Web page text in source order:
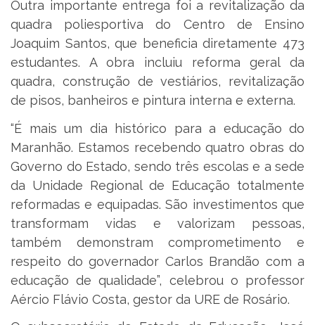
Outra importante entrega foi a revitalização da
quadra poliesportiva do Centro de Ensino
Joaquim Santos, que beneficia diretamente 473
estudantes. A obra incluiu reforma geral da
quadra, construção de vestiários, revitalização
de pisos, banheiros e pintura interna e externa.
“É mais um dia histórico para a educação do
Maranhão. Estamos recebendo quatro obras do
Governo do Estado, sendo três escolas e a sede
da Unidade Regional de Educação totalmente
reformadas e equipadas. São investimentos que
transformam vidas e valorizam pessoas,
também demonstram comprometimento e
respeito do governador Carlos Brandão com a
educação de qualidade”, celebrou o professor
Aércio Flávio Costa, gestor da URE de Rosário.